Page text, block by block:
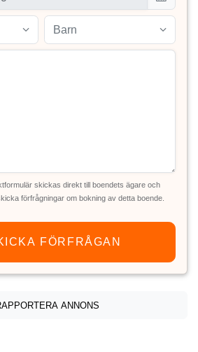
Barn
skickas direkt till boendets ägare och
förfrågningar om bokning av detta boende.
FÖRFRÅGAN
ANNONS